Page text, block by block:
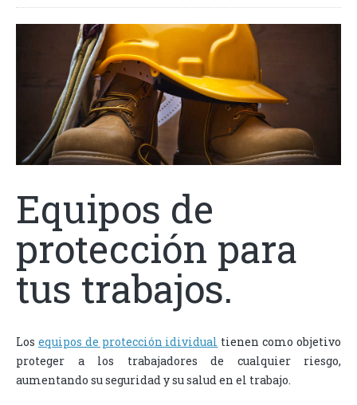
Equipos de
protección para
tus trabajos.
Los equipos de protección idividual tienen como objetivo
proteger a los trabajadores de cualquier riesgo,
aumentando su seguridad y su salud en el trabajo.